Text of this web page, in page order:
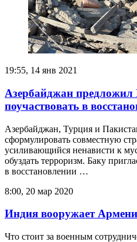
19:55, 14 янв 2021
Азербайджан
поучаствовать в
Азербайджан, Турция и
сформулировать совместную
усиливающийся ненависти к
обуздать терроризм. Баку
в восстановлении …
8:00, 20 мар 2020
Индия вооружает
Что стоит за военным